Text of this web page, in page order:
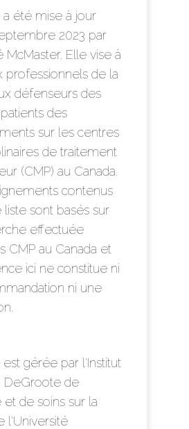
a été mise à jour
2023 par
McMaster. Elle vise à
professionnels de la
défenseurs des
des
sur les centres
de traitement
(CMP) au Canada.
contenus
liste sont basés sur
effectuée
CMP au Canada et
ici ne constitue ni
ni une
gérée par l'Institut
DeGroote de
de soins sur la
l'Université